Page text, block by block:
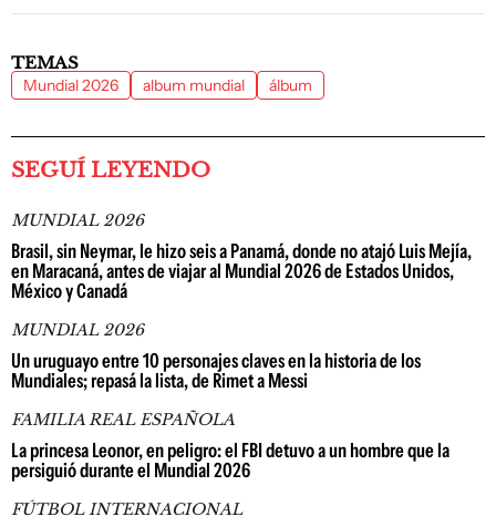
TEMAS
Mundial 2026 album mundial álbum
SEGUÍ LEYENDO
MUNDIAL 2026
Brasil, sin Neymar, le hizo seis a Panamá, donde no atajó Luis Mejía,
en Maracaná, antes de viajar al Mundial 2026 de Estados Unidos,
México y Canadá
MUNDIAL 2026
Un uruguayo entre 10 personajes claves en la historia de los
Mundiales; repasá la lista, de Rimet a Messi
FAMILIA REAL ESPAÑOLA
La princesa Leonor, en peligro: el FBI detuvo a un hombre que la
persiguió durante el Mundial 2026
FÚTBOL INTERNACIONAL